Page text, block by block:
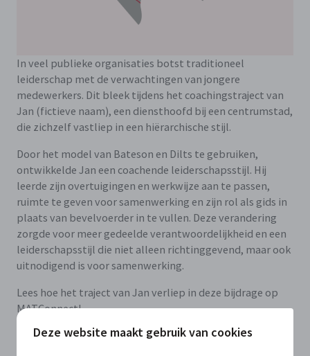
Deze website maakt gebruik van cookies
In veel publieke organisaties botst traditioneel
leiderschap met de verwachtingen van jongere
medewerkers. Dit bleek tijdens het coachingstraject van
Jan (fictieve naam), een diensthoofd bij een centrumstad,
die zichzelf vastliep in een hiërarchische stijl.
Door het model van Bateson en Dilts te gebruiken,
ontwikkelde Jan een coachende leiderschapsstijl. Hij
leerde zijn overtuigingen en werkwijze aan te passen,
ruimte te geven voor samenwerking en zijn rol als gids in
plaats van bevelvoerder in te vullen. Deze verandering
zorgde voor meer gedeelde verantwoordelijkheid en een
leiderschapsstijl die niet alleen richtinggevend, maar ook
uitnodigend is voor samenwerking.
Lees hoe het traject van Jan verliep in deze bijdrage op
MATConnect!